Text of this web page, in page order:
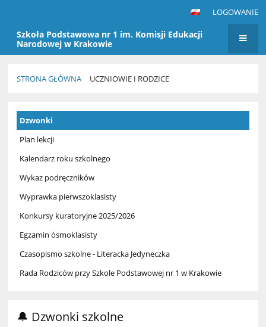
LOGOWANIE
Szkoła Podstawowa nr 1 im. Komisji Edukacji
Narodowej w Krakowie
STRONA GŁÓWNA UCZNIOWIE I RODZICE
Uczniowie
Rodzice
Dzwonki
Plan lekcji
Kalendarz roku szkolnego
Wykaz podręczników
Wyprawka pierwszoklasisty
Konkursy kuratoryjne 2025/2026
Egzamin ósmoklasisty
Czasopismo szkolne - Literacka Jedyneczka
Rada Rodziców przy Szkole Podstawowej nr 1 w Krakowie
🔔 Dzwonki szkolne